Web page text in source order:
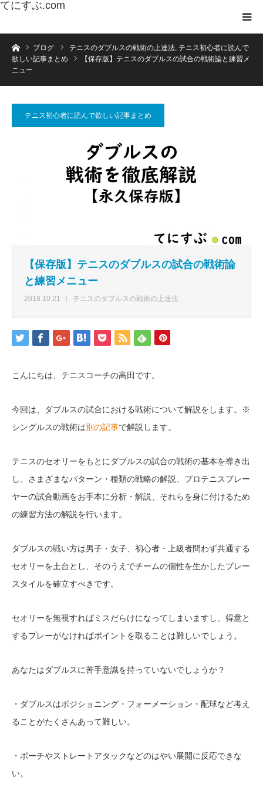
てにすぶ.com
ホームブログ テニスのダブルスの戦術の上達法, テニス初心者に読んで
欲しい記事まとめ
【保存版】テニスのダブルスの試合の戦術論と練習メ
ニュー
テニス初心者に読んで欲しい記事まとめ
【保存版】テニスのダブルスの試合の戦術論
と練習メニュー
2018.10.21 テニスのダブルスの戦術の上達法
こんにちは、テニスコーチの高田です。
今回は、ダブルスの試合における戦術について解説をします。※
シングルスの戦術は別の記事で解説します。
テニスのセオリーをもとにダブルスの試合の戦術の基本を導き出
し、さまざまなパターン・種類の戦略の解説、プロテニスプレー
ヤーの試合動画をお手本に分析・解説、それらを身に付けるため
の練習方法の解説を行います。
ダブルスの戦い方は男子・女子、初心者・上級者問わず共通する
セオリーを土台とし、そのうえでチームの個性を生かしたプレー
スタイルを確立すべきです。
セオリーを無視すればミスだらけになってしまいますし、得意と
するプレーがなければポイントを取ることは難しいでしょう。
あなたはダブルスに苦手意識を持っていないでしょうか？
・ダブルスはポジショニング・フォーメーション・配球など考え
ることがたくさんあって難しい。
・ポーチやストレートアタックなどのはやい展開に反応できな
い。